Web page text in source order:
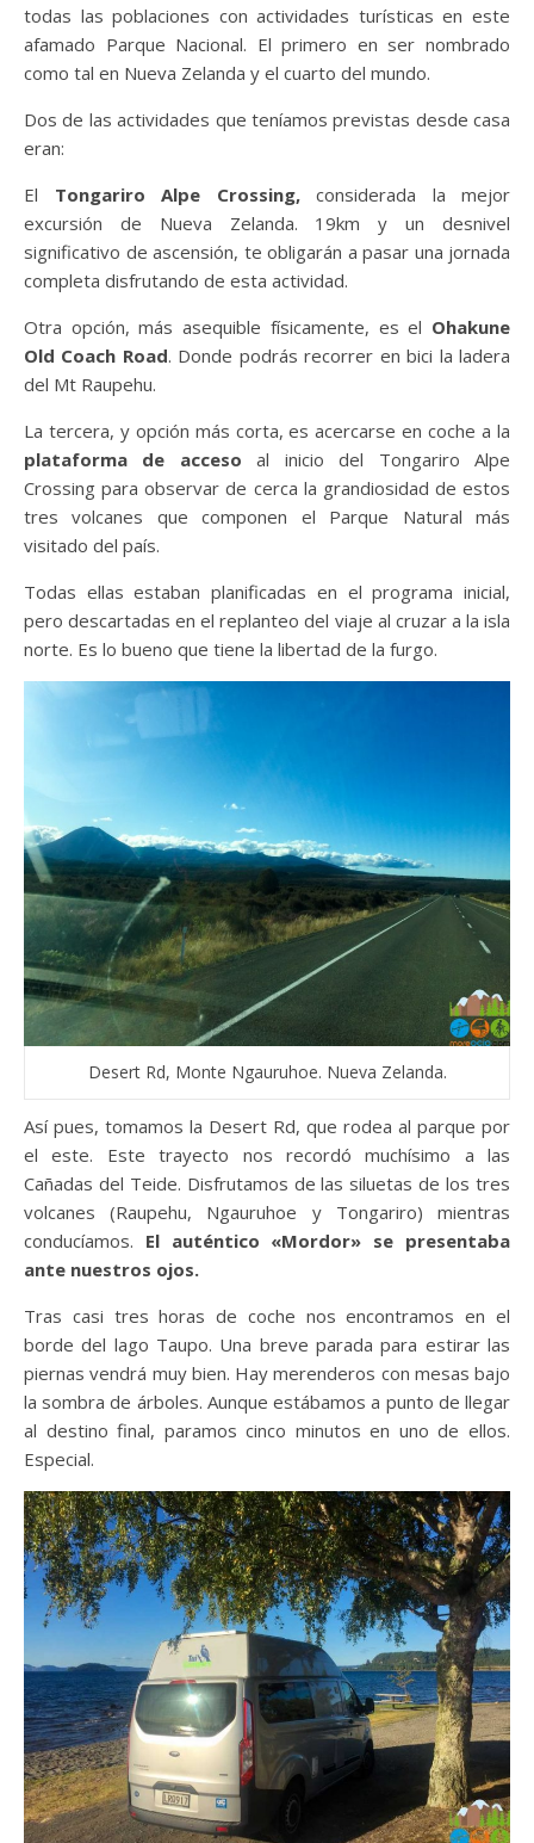
todas las poblaciones con actividades turísticas en este
afamado Parque Nacional. El primero en ser nombrado
como tal en Nueva Zelanda y el cuarto del mundo.
Dos de las actividades que teníamos previstas desde casa
eran:
El Tongariro Alpe Crossing, considerada la mejor
excursión de Nueva Zelanda. 19km y un desnivel
significativo de ascensión, te obligarán a pasar una jornada
completa disfrutando de esta actividad.
Otra opción, más asequible físicamente, es el Ohakune
Old Coach Road. Donde podrás recorrer en bici la ladera
del Mt Raupehu.
La tercera, y opción más corta, es acercarse en coche a la
plataforma de acceso al inicio del Tongariro Alpe
Crossing para observar de cerca la grandiosidad de estos
tres volcanes que componen el Parque Natural más
visitado del país.
Todas ellas estaban planificadas en el programa inicial,
pero descartadas en el replanteo del viaje al cruzar a la isla
norte. Es lo bueno que tiene la libertad de la furgo.
Desert Rd, Monte Ngauruhoe. Nueva Zelanda.
Así pues, tomamos la Desert Rd, que rodea al parque por
el este. Este trayecto nos recordó muchísimo a las
Cañadas del Teide. Disfrutamos de las siluetas de los tres
volcanes (Raupehu, Ngauruhoe y Tongariro) mientras
conducíamos. El auténtico «Mordor» se presentaba
ante nuestros ojos.
Tras casi tres horas de coche nos encontramos en el
borde del lago Taupo. Una breve parada para estirar las
piernas vendrá muy bien. Hay merenderos con mesas bajo
la sombra de árboles. Aunque estábamos a punto de llegar
al destino final, paramos cinco minutos en uno de ellos.
Especial.